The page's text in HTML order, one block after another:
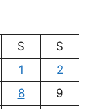
S
S
1
2
8
9